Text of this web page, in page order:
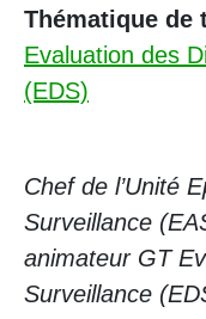
Thématique de
Evaluation des
(EDS)
Chef de l’Unité
Surveillance
animateur GT
Surveillance